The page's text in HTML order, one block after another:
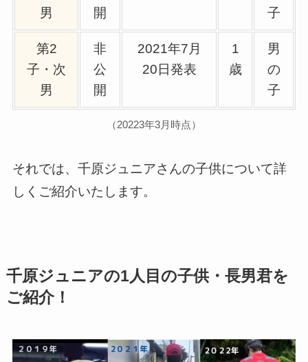
男
開
子
第2
子・次
男
非
公
開
2021年7月
20日発表
1
歳
男
の
子
（20223年3月時点）
それでは、千原ジュニアさんの子供について詳
しくご紹介いたします。
千原ジュニアの1人目の子供・長男君を
ご紹介！